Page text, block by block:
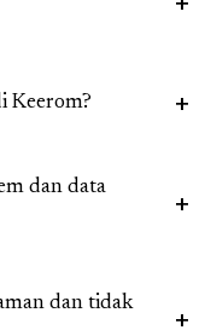
Keerom?
dan data
dan tidak